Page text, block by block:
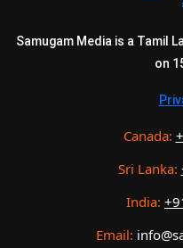
Samugam Media is a Tamil
on
Canada:
Sri Lanka:
India:
Email: